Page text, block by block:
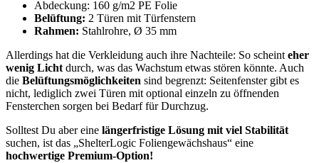
Abdeckung: 160 g/m2 PE Folie
Belüftung: 2 Türen mit Türfenstern
Rahmen: Stahlrohre, Ø 35 mm
Allerdings hat die Verkleidung auch ihre Nachteile: So scheint eher
wenig Licht durch, was das Wachstum etwas stören könnte. Auch
die Belüftungsmöglichkeiten sind begrenzt: Seitenfenster gibt es
nicht, lediglich zwei Türen mit optional einzeln zu öffnenden
Fensterchen sorgen bei Bedarf für Durchzug.
Solltest Du aber eine längerfristige Lösung mit viel Stabilität
suchen, ist das „ShelterLogic Foliengewächshaus“ eine
hochwertige Premium-Option!